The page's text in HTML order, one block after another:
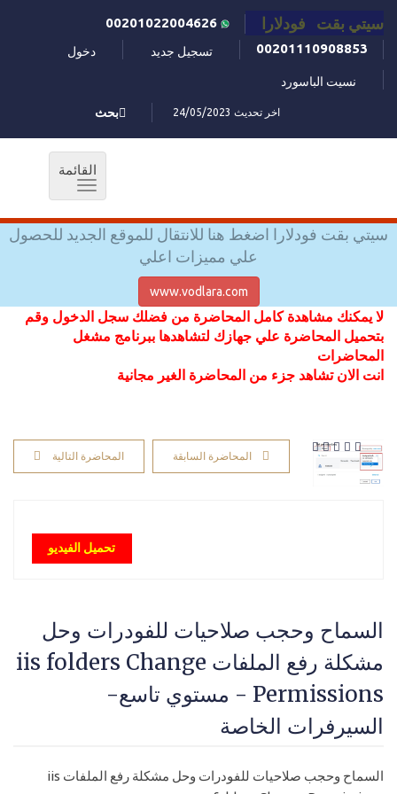
سيتي بقت فودلارا
00201110908853
تسجيل جديد دخول
نسيت الباسورد
اخر تحديث 24/05/2023 بحث
القائمة
Toggle
سيتي بقت فودلارا اضغط هنا للانتقال للموقع الجديد للحصول
علي مميزات اعلي
www.vodlara.com
لا يمكنك مشاهدة كامل المحاضرة من فضلك سجل الدخول وقم
بتحميل المحاضرة علي جهازك لتشاهدها ببرنامج مشغل
المحاضرات
انت الان تشاهد جزء من المحاضرة الغير مجانية
المحاضرة السابقة المحاضرة التالية
تحميل الفيديو
السماح وحجب صلاحيات للفودرات وحل
مشكلة رفع الملفات iis folders Change
Permissions - مستوي تاسع-
السيرفرات الخاصة
السماح وحجب صلاحيات للفودرات وحل مشكلة رفع الملفات iis